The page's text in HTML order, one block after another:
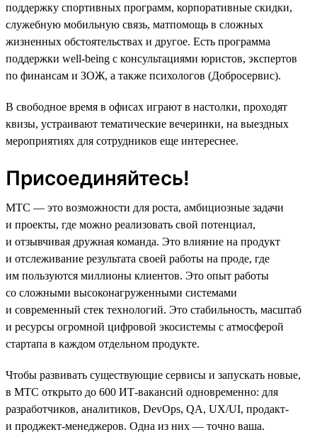
поддержку спортивных программ, корпоративные скидки,
служебную мобильную связь, матпомощь в сложных
жизненных обстоятельствах и другое. Есть программа
поддержки well-being с консультациями юристов, экспертов
по финансам и ЗОЖ, а также психологов (Добросервис).
В свободное время в офисах играют в настолки, проходят
квизы, устраивают тематические вечеринки, на выездных
мероприятиях для сотрудников еще интереснее.
Присоединяйтесь!
МТС — это возможности для роста, амбициозные задачи
и проекты, где можно реализовать свой потенциал,
и отзывчивая дружная команда. Это влияние на продукт
и отслеживание результата своей работы на проде, где
им пользуются миллионы клиентов. Это опыт работы
со сложными высоконагруженными системами
и современный стек технологий. Это стабильность, масштаб
и ресурсы огромной цифровой экосистемы с атмосферой
стартапа в каждом отдельном продукте.
Чтобы развивать существующие сервисы и запускать новые,
в МТС открыто до 600 ИТ-вакансий одновременно: для
разработчиков, аналитиков, DevOps, QA, UX/UI, продакт-
и проджект-менеджеров. Одна из них — точно ваша.